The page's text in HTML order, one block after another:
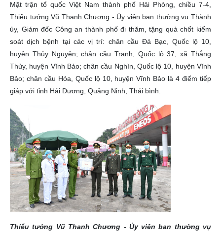
Mặt trận tổ quốc Việt Nam thành phố Hải Phòng, chiều 7-4,
Thiếu tướng Vũ Thanh Chương - Ủy viên ban thường vụ Thành
ủy, Giám đốc Công an thành phố đi thăm, tặng quà chốt kiểm
soát dịch bệnh tại các vị trí: chân cầu Đá Bạc, Quốc lộ 10,
huyện Thủy Nguyên; chân cầu Tranh, Quốc lộ 37, xã Thắng
Thủy, huyện Vĩnh Bảo; chân cầu Nghìn, Quốc lộ 10, huyện Vĩnh
Bảo; chân cầu Hóa, Quốc lộ 10, huyện Vĩnh Bảo là 4 điểm tiếp
giáp với tỉnh Hải Dương, Quảng Ninh, Thái bình.
Thiếu tướng Vũ Thanh Chương - Ủy viên ban thường vụ